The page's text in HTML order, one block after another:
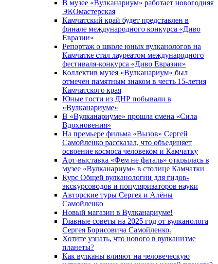
В музее «Вулканариум» работает новогодняя
ЭКОмастерская
Камчатский край будет представлен в
финале международного конкурса «Диво
Евразии»
Репортаж о школе юных вулканологов на
Камчатке стал лауреатом международного
фестиваля-конкурса «Диво Евразии»
Коллектив музея «Вулканариум» был
отмечен памятным знаком в честь 15-летия
Камчатского края
Юные гости из ДНР побывали в
«Вулканариумe»
В «Вулканариуме» прошла смена «Сила
Вдохновения»
На премьере фильма «Вызов» Сергей
Самойленко рассказал, что объединяет
освоение космоса человеком и Камчатку
Арт-выставка «Фем не фаталь» открылась в
музее «Вулканариум» в столице Камчатки
Курс Общей вулканологии для гидов-
экскурсоводов и популяризаторов науки
Авторские туры Сергея и Алёны
Самойленко
Новый магазин в Вулканариуме!
Главные советы на 2025 год от вулканолога
Сергея Борисовича Самойленко.
Хотите узнать, что нового в вулканизме
планеты?
Как вулканы влияют на человеческую